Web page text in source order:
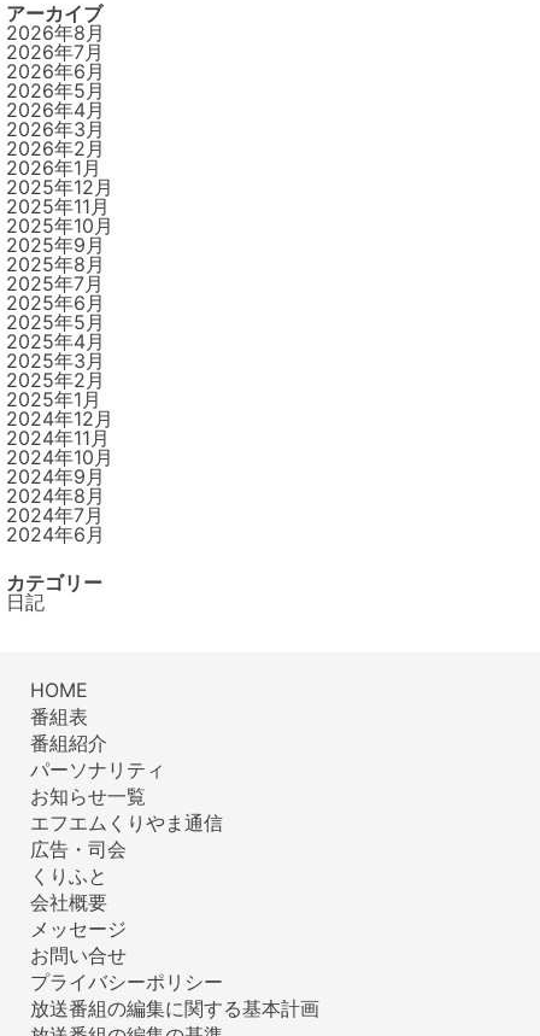
アーカイブ
2026年8月
2026年7月
2026年6月
2026年5月
2026年4月
2026年3月
2026年2月
2026年1月
2025年12月
2025年11月
2025年10月
2025年9月
2025年8月
2025年7月
2025年6月
2025年5月
2025年4月
2025年3月
2025年2月
2025年1月
2024年12月
2024年11月
2024年10月
2024年9月
2024年8月
2024年7月
2024年6月
カテゴリー
日記
HOME
番組表
番組紹介
パーソナリティ
お知らせ一覧
エフエムくりやま通信
広告・司会
くりふと
会社概要
メッセージ
お問い合せ
プライバシーポリシー
放送番組の編集に関する基本計画